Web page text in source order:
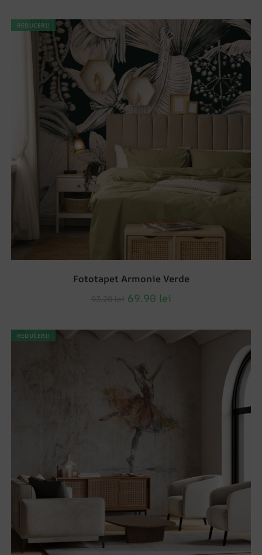
REDUCERI!
Fototapet Armonie Verde
69.90 lei
REDUCERI!